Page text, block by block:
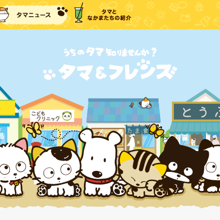
戻る タマニュース タマとなかまたちの紹介